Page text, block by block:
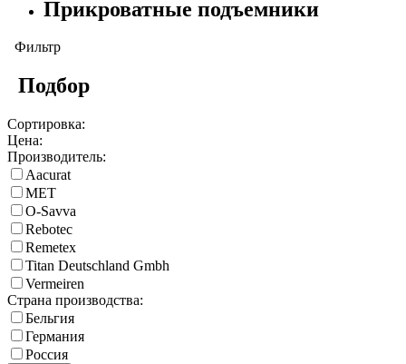
Прикроватные подъемники
Фильтр
Подбор
Сортировка:
Цена:
Производитель:
Aacurat
MET
O-Savva
Rebotec
Remetex
Titan Deutschland Gmbh
Vermeiren
Страна производства:
Бельгия
Германия
Россия